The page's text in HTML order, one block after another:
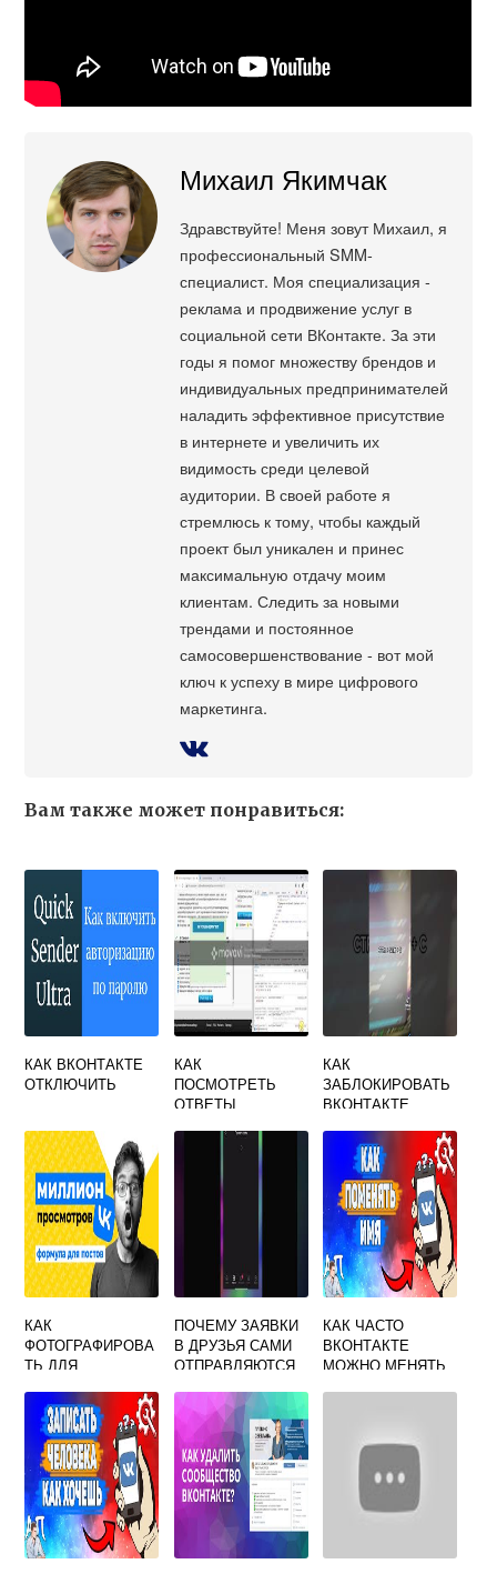
Михаил Якимчак
Здравствуйте! Меня зовут Михаил, я
профессиональный SMM-
специалист. Моя специализация -
реклама и продвижение услуг в
социальной сети ВКонтакте. За эти
годы я помог множеству брендов и
индивидуальных предпринимателей
наладить эффективное присутствие
в интернете и увеличить их
видимость среди целевой
аудитории. В своей работе я
стремлюсь к тому, чтобы каждый
проект был уникален и принес
максимальную отдачу моим
клиентам. Следить за новыми
трендами и постоянное
самосовершенствование - вот мой
ключ к успеху в мире цифрового
маркетинга.
Вам также может понравиться:
КАК ВКОНТАКТЕ
ОТКЛЮЧИТЬ
КАК
ПОСМОТРЕТЬ
ОТВЕТЫ
ВСЕ ВРЕМЯ
КАК
ЗАБЛОКИРОВАТЬ
ВКОНТАКТЕ
ЗАБЛОКИРОВАЛ
ТЕБЯ
КАК
ФОТОГРАФИРОВА
ТЬ ДЛЯ
ПОЧЕМУ ЗАЯВКИ
В ДРУЗЬЯ САМИ
ОТПРАВЛЯЮТСЯ
КАК ЧАСТО
ВКОНТАКТЕ
МОЖНО МЕНЯТЬ